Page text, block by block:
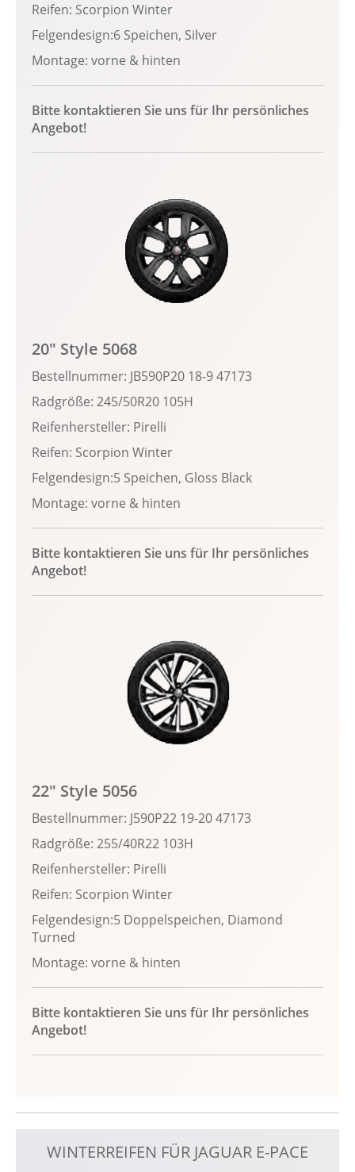
Reifen: Scorpion Winter
Felgendesign:6 Speichen, Silver
Montage: vorne & hinten
Bitte kontaktieren Sie uns für Ihr persönliches
Angebot!
20" Style 5068
Bestellnummer: JB590P20 18-9 47173
Radgröße: 245/50R20 105H
Reifenhersteller: Pirelli
Reifen: Scorpion Winter
Felgendesign:5 Speichen, Gloss Black
Montage: vorne & hinten
Bitte kontaktieren Sie uns für Ihr persönliches
Angebot!
22" Style 5056
Bestellnummer: J590P22 19-20 47173
Radgröße: 255/40R22 103H
Reifenhersteller: Pirelli
Reifen: Scorpion Winter
Felgendesign:5 Doppelspeichen, Diamond
Turned
Montage: vorne & hinten
Bitte kontaktieren Sie uns für Ihr persönliches
Angebot!
WINTERREIFEN FÜR JAGUAR E-PACE